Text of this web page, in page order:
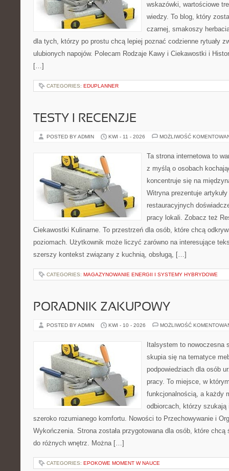
wskazówki, wartościowe
wiedzy. To blog, który
czarnej, smakoszy
dla tych, którzy po prostu chcą lepiej poznać codzienne rytuały
ulubionych napojów. Polecam Rodzaje Kawy i Ciekawostki i
[…]
CATEGORIES: EDUPLANNER
TESTY I RECENZJE
POSTED BY ADMIN KWI - 11 - 2026 MOŻLIWOŚĆ
Ta strona internetowa to
z myślą o osobach
koncentruje się na
Witryna prezentuje
restauracyjnych
pracy lokali. Zobacz też
Ciekawostki Kulinarne. To przestrzeń dla osób, które chcą
poziomach. Użytkownik może liczyć zarówno na interesujące
szerszy kontekst związany z kuchnią, obsługą, […]
CATEGORIES: MAGAZYNOWANIE ENERGII I SYSTEMY HYBRYDOWE
PORADNIK ZAKUPOWY
POSTED BY ADMIN KWI - 10 - 2026 MOŻLIWOŚĆ
Italsystem to nowoczesna
skupia się na tematyce
podpowiedziach dla osób
pracy. To miejsce, w
funkcjonalnością, a każdy
odbiorcach, którzy
szeroko rozumianego komfortu. Nowości to Przechowywanie i
Wykończenia. Strona została przygotowana dla osób, które chcą
do różnych wnętrz. Można […]
CATEGORIES: EPOKOWE MOMENT W NAUCE